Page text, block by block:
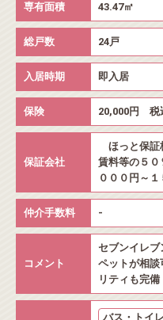
専有面積 43.47㎡
総戸数 24戸
入居時期 即入居
保険 20,000円 税
保証会社
ほっと保証
賃料等の５
０００円～１
仲介手数料 -
コメント
セブンイレブ
ペットが相談
リティも完備
バス・トイ